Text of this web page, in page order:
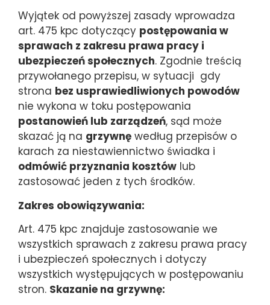
Wyjątek od powyższej zasady wprowadza
art. 475 kpc dotyczący postępowania w
sprawach z zakresu prawa pracy i
ubezpieczeń społecznych. Zgodnie treścią
przywołanego przepisu, w sytuacji gdy
strona bez usprawiedliwionych powodów
nie wykona w toku postępowania
postanowień lub zarządzeń, sąd może
skazać ją na grzywnę według przepisów o
karach za niestawiennictwo świadka i
odmówić przyznania kosztów lub
zastosować jeden z tych środków.
Zakres obowiązywania:
Art. 475 kpc znajduje zastosowanie we
wszystkich sprawach z zakresu prawa pracy
i ubezpieczeń społecznych i dotyczy
wszystkich występujących w postępowaniu
stron. Skazanie na grzywnę: